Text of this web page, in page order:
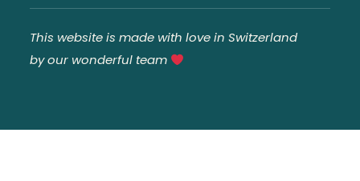
This website is made with love in Switzerland
by our wonderful team